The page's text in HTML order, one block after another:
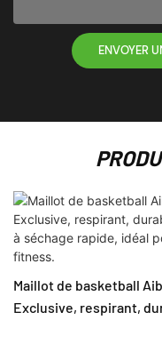
ENVOYER
Maillot de basketball
Exclusive, respirant,